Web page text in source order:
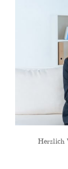
Herzlich